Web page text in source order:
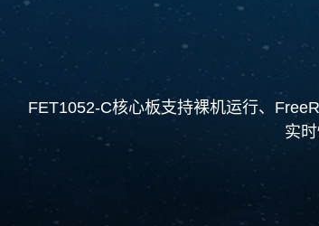
FET1052-C核心板支持裸机运行、
实